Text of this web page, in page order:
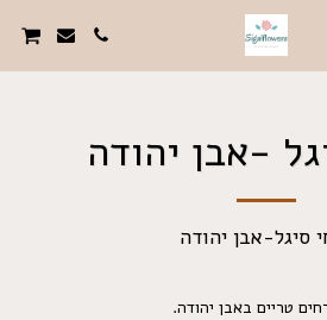
-אבן יהודה
סיגל-אבן יהודה
טריים באבן יהודה.